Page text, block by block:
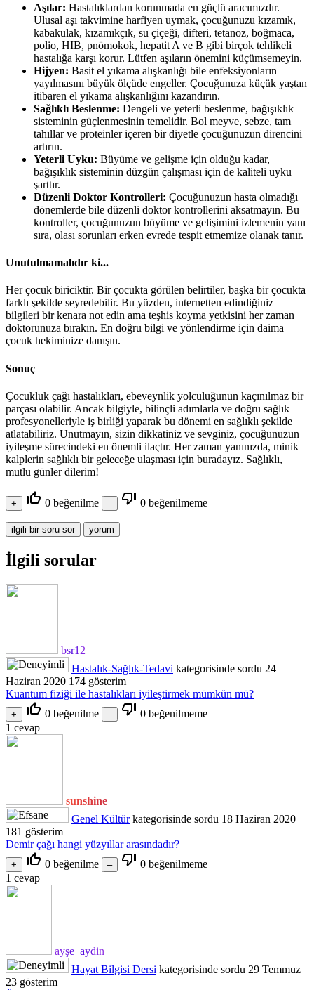
Aşılar: Hastalıklardan korunmada en güçlü aracımızdır.
Ulusal aşı takvimine harfiyen uymak, çocuğunuzu kızamık,
kabakulak, kızamıkçık, su çiçeği, difteri, tetanoz, boğmaca,
polio, HIB, pnömokok, hepatit A ve B gibi birçok tehlikeli
hastalığa karşı korur. Lütfen aşıların önemini küçümsemeyin.
Hijyen: Basit el yıkama alışkanlığı bile enfeksiyonların
yayılmasını büyük ölçüde engeller. Çocuğunuza küçük yaştan
itibaren el yıkama alışkanlığını kazandırın.
Sağlıklı Beslenme: Dengeli ve yeterli beslenme, bağışıklık
sisteminin güçlenmesinin temelidir. Bol meyve, sebze, tam
tahıllar ve proteinler içeren bir diyetle çocuğunuzun direncini
artırın.
Yeterli Uyku: Büyüme ve gelişme için olduğu kadar,
bağışıklık sisteminin düzgün çalışması için de kaliteli uyku
şarttır.
Düzenli Doktor Kontrolleri: Çocuğunuzun hasta olmadığı
dönemlerde bile düzenli doktor kontrollerini aksatmayın. Bu
kontroller, çocuğunuzun büyüme ve gelişimini izlemenin yanı
sıra, olası sorunları erken evrede tespit etmemize olanak tanır.
Unutulmamalıdır ki...
Her çocuk biriciktir. Bir çocukta görülen belirtiler, başka bir çocukta
farklı şekilde seyredebilir. Bu yüzden, internetten edindiğiniz
bilgileri bir kenara not edin ama teşhis koyma yetkisini her zaman
doktorunuza bırakın. En doğru bilgi ve yönlendirme için daima
çocuk hekiminize danışın.
Sonuç
Çocukluk çağı hastalıkları, ebeveynlik yolculuğunun kaçınılmaz bir
parçası olabilir. Ancak bilgiyle, bilinçli adımlarla ve doğru sağlık
profesyonelleriyle iş birliği yaparak bu dönemi en sağlıklı şekilde
atlatabiliriz. Unutmayın, sizin dikkatiniz ve sevginiz, çocuğunuzun
iyileşme sürecindeki en önemli ilaçtır. Her zaman yanınızda, minik
kalplerin sağlıklı bir geleceğe ulaşması için buradayız. Sağlıklı,
mutlu günler dilerim!
thumb_up_off_alt 0 beğenilme thumb_down_off_alt 0 beğenilmeme
İlgili sorular
bsr12
Hastalık-Sağlık-Tedavi kategorisinde sordu 24
Haziran 2020 174 gösterim
Kuantum fiziği ile hastalıkları iyileştirmek mümkün mü?
thumb_up_off_alt 0 beğenilme thumb_down_off_alt 0 beğenilmeme
1 cevap
sunshine
Genel Kültürkategorisinde sordu 18 Haziran 2020
181 gösterim
Demir çağı hangi yüzyıllar arasındadır?
thumb_up_off_alt 0 beğenilme thumb_down_off_alt 0 beğenilmeme
1 cevap
ayşe_aydin
Hayat Bilgisi Dersi kategorisinde sordu 29 Temmuz
23 gösterim